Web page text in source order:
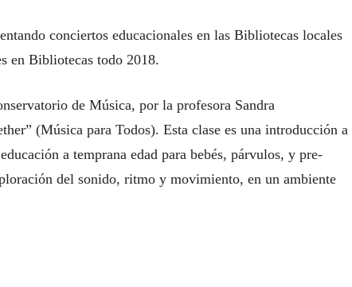
conciertos educacionales en las Bibliotecas locales
en Bibliotecas todo 2018.
de Música, por la profesora Sandra
(Música para Todos). Esta clase es una introducción a
a temprana edad para bebés, párvulos, y pre-
del sonido, ritmo y movimiento, en un ambiente